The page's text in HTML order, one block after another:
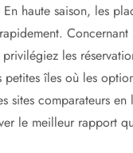
haute saison, les
Concernant
privilégiez les
petites îles où les
sites comparateurs en
le meilleur rapport